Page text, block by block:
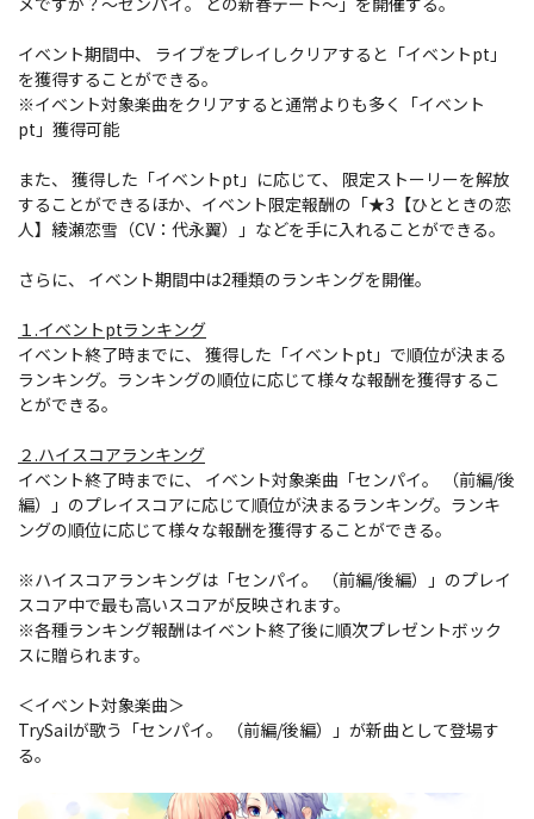
イベント期間中、 ライブをプレイしクリアすると「イベントpt」
を獲得することができる。
※イベント対象楽曲をクリアすると通常よりも多く「イベント
pt」獲得可能
また、 獲得した「イベントpt」に応じて、 限定ストーリーを解放
することができるほか、イベント限定報酬の「★3【ひとときの恋
人】綾瀬恋雪（CV：代永翼）」などを手に入れることができる。
さらに、 イベント期間中は2種類のランキングを開催。
１.イベントptランキング
イベント終了時までに、 獲得した「イベントpt」で順位が決まる
ランキング。ランキングの順位に応じて様々な報酬を獲得するこ
とができる。
２.ハイスコアランキング
イベント終了時までに、 イベント対象楽曲「センパイ。 （前編/後
編）」のプレイスコアに応じて順位が決まるランキング。ランキ
ングの順位に応じて様々な報酬を獲得することができる。
※ハイスコアランキングは「センパイ。 （前編/後編）」のプレイ
スコア中で最も高いスコアが反映されます。
※各種ランキング報酬はイベント終了後に順次プレゼントボック
スに贈られます。
＜イベント対象楽曲＞
TrySailが歌う「センパイ。 （前編/後編）」が新曲として登場す
る。